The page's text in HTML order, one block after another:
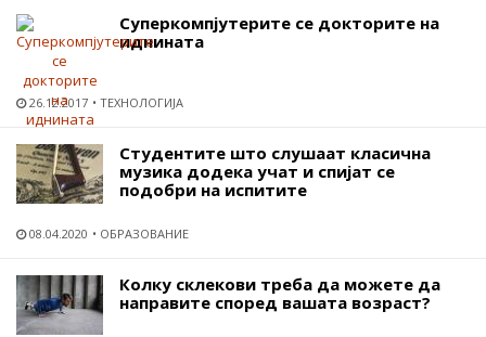
Суперкомпјутерите се докторите на
иднината
26.12.2017 ТЕХНОЛОГИЈА
Студентите што слушаат класична
музика додека учат и спијат се
подобри на испитите
08.04.2020 ОБРАЗОВАНИЕ
Колку склекови треба да можете да
направите според вашата возраст?